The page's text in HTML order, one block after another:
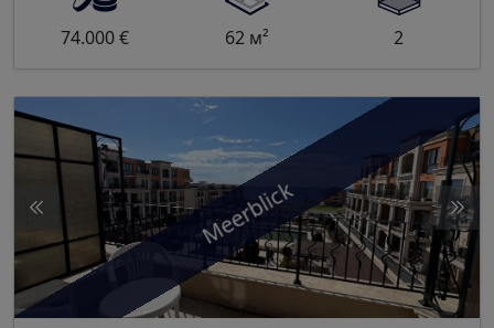
74.000 € 62 м² 2
Meerblick